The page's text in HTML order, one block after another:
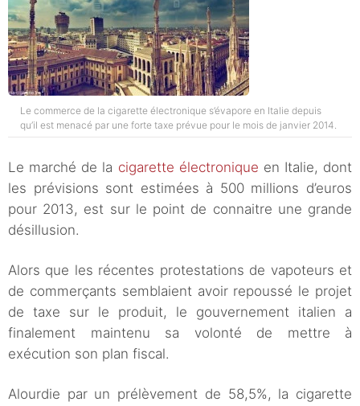
Le commerce de la cigarette électronique s’évapore en Italie depuis
qu’il est menacé par une forte taxe prévue pour le mois de janvier 2014.
Le marché de la cigarette électronique en Italie, dont
les prévisions sont estimées à 500 millions d’euros
pour 2013, est sur le point de connaitre une grande
désillusion.
Alors que les récentes protestations de vapoteurs et
de commerçants semblaient avoir repoussé le projet
de taxe sur le produit, le gouvernement italien a
finalement maintenu sa volonté de mettre à
exécution son plan fiscal.
Alourdie par un prélèvement de 58,5%, la cigarette